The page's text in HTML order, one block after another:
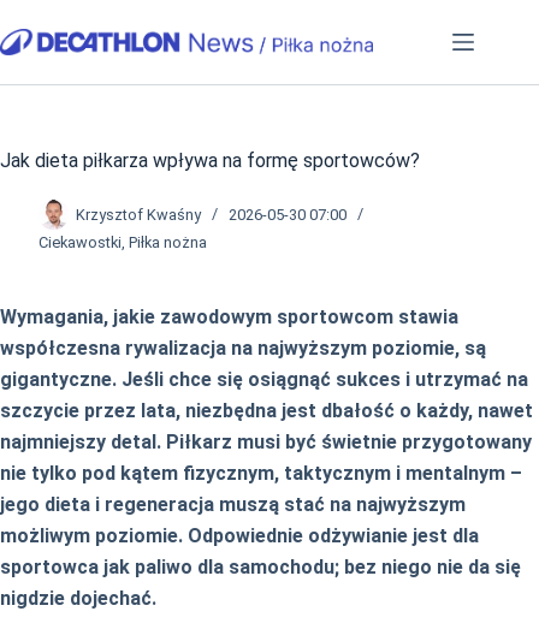
do
Jak dieta piłkarza wpływa na formę sportowców?
Krzysztof Kwaśny
2026-05-30 07:00
Ciekawostki, Piłka nożna
Wymagania, jakie zawodowym sportowcom stawia
współczesna rywalizacja na najwyższym poziomie, są
gigantyczne. Jeśli chce się osiągnąć sukces i utrzymać na
szczycie przez lata, niezbędna jest dbałość o każdy, nawet
najmniejszy detal. Piłkarz musi być świetnie przygotowany
nie tylko pod kątem fizycznym, taktycznym i mentalnym –
jego dieta i regeneracja muszą stać na najwyższym
możliwym poziomie. Odpowiednie odżywianie jest dla
sportowca jak paliwo dla samochodu; bez niego nie da się
nigdzie dojechać.